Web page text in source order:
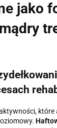
jako
które